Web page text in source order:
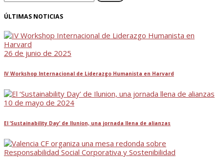
ÚLTIMAS NOTICIAS
26 de junio de 2025
IV Workshop Internacional de Liderazgo Humanista en Harvard
10 de mayo de 2024
El ‘Sustainability Day’ de Ilunion, una jornada llena de alianzas